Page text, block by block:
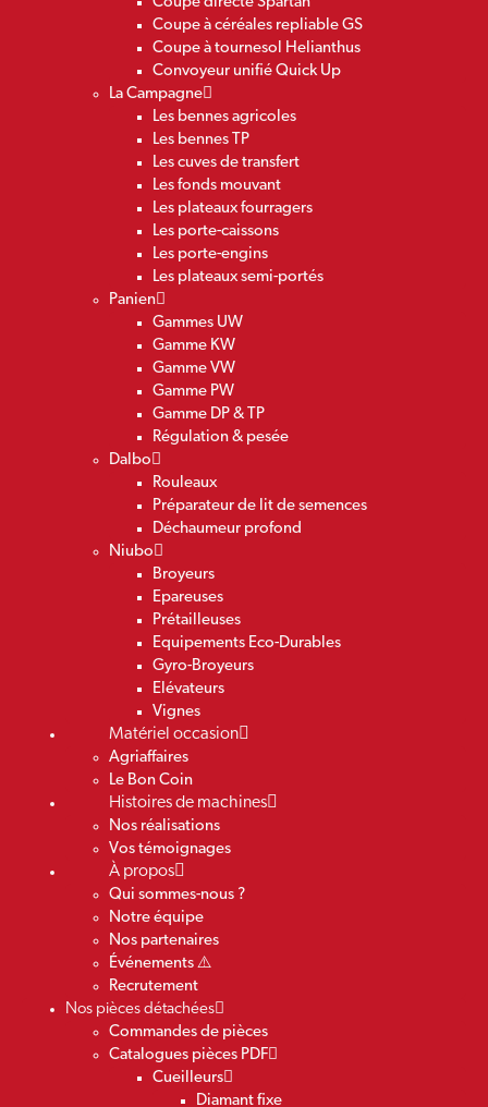
Coupe à céréales repliable GS
Coupe à tournesol Helianthus
Convoyeur unifié Quick Up
La Campagne
Les bennes agricoles
Les bennes TP
Les cuves de transfert
Les fonds mouvant
Les plateaux fourragers
Les porte-caissons
Les porte-engins
Les plateaux semi-portés
Panien
Gammes UW
Gamme KW
Gamme VW
Gamme PW
Gamme DP & TP
Régulation & pesée
Dalbo
Rouleaux
Préparateur de lit de semences
Déchaumeur profond
Niubo
Broyeurs
Epareuses
Prétailleuses
Equipements Eco-Durables
Gyro-Broyeurs
Elévateurs
Vignes
Matériel occasion
Agriaffaires
Le Bon Coin
Histoires de machines
Nos réalisations
Vos témoignages
À propos
Qui sommes-nous ?
Notre équipe
Nos partenaires
Événements ⚠️
Recrutement
Nos pièces détachées
Commandes de pièces
Catalogues pièces PDF
Cueilleurs
Diamant fixe